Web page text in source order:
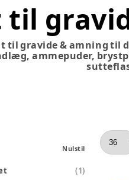
til
til gravide & amning til
ammepuder,
Nulstil
(1)